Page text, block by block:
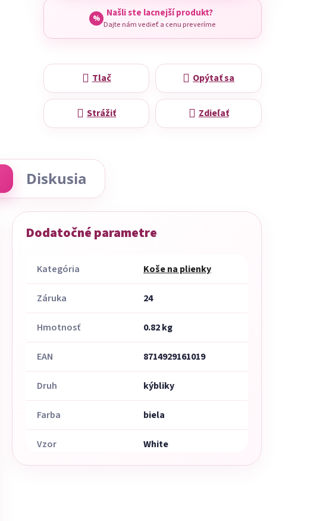
% Našli ste lacnejší produkt?
Dajte nám vedieť a cenu preveríme
Tlač Opýtať sa
Strážiť Zdieľať
Diskusia
Dodatočné parametre
Kategória Koše na plienky
Záruka 24
Hmotnosť 0.82 kg
EAN 8714929161019
Druh kýbliky
Farba biela
Vzor White